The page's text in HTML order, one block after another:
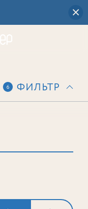
6 ФИЛЬТР
лота